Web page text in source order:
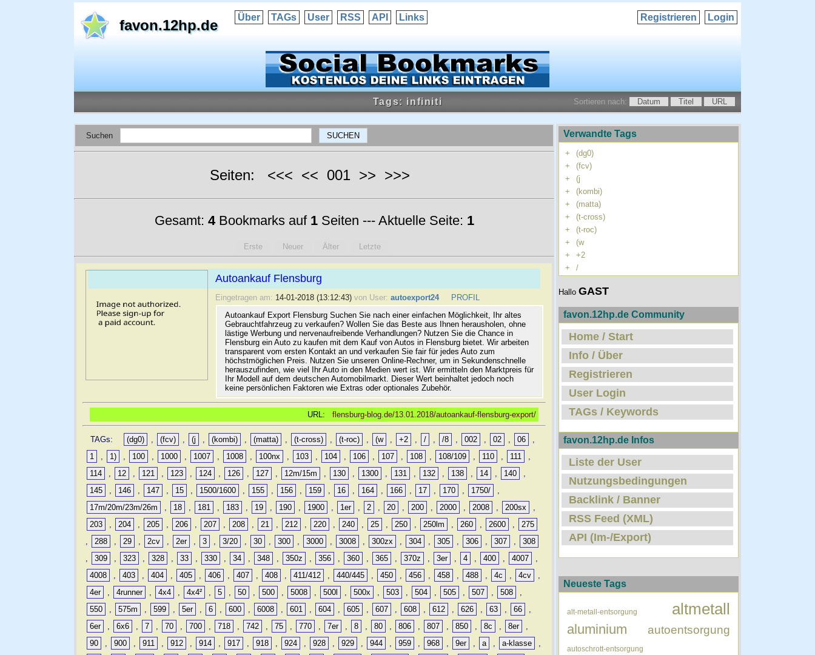
favon.12hp.de Über TAGs User RSS API Links Login
Registrieren
Tags: infiniti Sortieren nach: Datum Titel URL
Suchen
Seiten: <<< << 001 >> >>>
Gesamt: 4Bookmarks auf 1Seiten --- Aktuelle Seite: 1
Erste Neuer Älter Letzte
Autoankauf Flensburg
Eingetragen am: 14-01-2018 (13:12:43) von User: autoexport24
PROFIL
Autoankauf Export Flensburg Suchen Sie nach einer einfachen Möglichkeit, Ihr altes
Gebrauchtfahrzeug zu verkaufen? Wollen Sie das Beste aus Ihnen herausholen, ohne
lästige Werbung und nervenaufreibende Verhandlungen? Nutzen Sie die Chance in
Flensburg ein Auto zu kaufen mit dem Kauf von Autos in Flensburg bietet. Wir arbeiten
transparent vom ersten Kontakt an und verkaufen Sie fair für jedes Auto zum
höchstmöglichen Preis. Nutzen Sie unseren Online-Rechner, um in Sekundenschnelle
herauszufinden, wie viel Ihr Auto in den Medien wert ist. Wir ermitteln den Marktpreis für
Ihr Modell auf dem deutschen Automobilmarkt. Dieser Wert beinhaltet jedoch noch
keine persönlichen Faktoren wie Extras oder optionales Zubehör.
URL: flensburg-blog.de/13.01.2018/autoankauf-flensburg-export/
TAGs: (dg0) , (fcv) , (j , (kombi) , (matta) , (t-cross) , (t-roc) , (w , +2 , / , /8 , 002 , 02 , 06
,
1
, 1) , 100 , 1000 , 1007 , 1008 , 100nx , 103 , 104 , 106 , 107 , 108 , 108/109 , 110 , 111
,
114
, 12 , 121 , 123 , 124 , 126 , 127 , 12m/15m , 130 , 1300 , 131 , 132 , 138 , 14 , 140
,
145
, 146 , 147 , 15 , 1500/1600 , 155 , 156 , 159 , 16 , 164 , 166 , 17 , 170 , 1750/
,
17m/20m/23m/26m
, 18 , 181 , 183 , 19 , 190 , 1900 , 1er , 2 , 20 , 200 , 2000 , 2008 , 200sx
,
203
, 204 , 205 , 206 , 207 , 208 , 21 , 212 , 220 , 240 , 25 , 250 , 250lm , 260 , 2600 ,
275
,
288 , 29 , 2cv , 2er , 3 , 3/20 , 30 , 300 , 3000 , 3008 , 300zx , 304 , 305 , 306 , 307 ,
308
,
309 , 323 , 328 , 33 , 330 , 34 , 348 , 350z , 356 , 360 , 365 , 370z , 3er , 4 , 400 , 4007
,
4008
, 403 , 404 , 405 , 406 , 407 , 408 , 411/412 , 440/445 , 450 , 456 , 458 , 488 , 4c , 4cv
,
4er
, 4runner , 4x4 , 4x4² , 5 , 50 , 500 , 5008 , 500l , 500x , 503 , 504 , 505 , 507 , 508
,
550
, 575m , 599 , 5er , 6 , 600 , 6008 , 601 , 604 , 605 , 607 , 608 , 612 , 626 , 63 , 66
,
6er
, 6x6 , 7 , 70 , 700 , 718 , 742 , 75 , 770 , 7er , 8 , 80 , 806 , 807 , 850 , 8c , 8er
,
90
, 900 , 911 , 912 , 914 , 917 , 918 , 924 , 928 , 929 , 944 , 959 , 968 , 9er , a , a-klasse
,
Verwandte Tags
+
(dg0)
+
(fcv)
+
(j
+
(kombi)
+
(matta)
+
(t-cross)
+
(t-roc)
+
(w
+
+2
+
/
Hallo GAST
favon.12hp.de Community
Home / Start
Info / Über
Registrieren
User Login
TAGs / Keywords
favon.12hp.de Infos
Liste der User
Nutzungsbedingungen
Backlink / Banner
RSS Feed (XML)
API (Im-/Export)
Neueste Tags
alt-metall-entsorgung altmetall
aluminium autoentsorgung
autoschrott-entsorgung